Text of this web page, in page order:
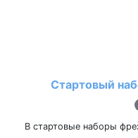
Стартовый
В стартовые наборы